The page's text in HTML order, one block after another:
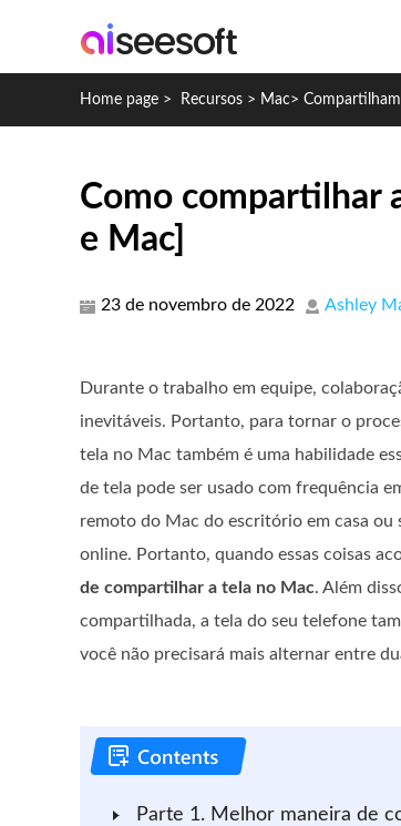
Home page > Recursos > Mac>
Como compartilhar
e Mac]
23 de novembro de 2022 Ashley
Durante o trabalho em equipe,
inevitáveis. Portanto, para tornar o
tela no Mac também é uma habilidade
de tela pode ser usado com frequência
remoto do Mac do escritório em casa
online. Portanto, quando essas coisas
de compartilhar a tela no Mac. Além
compartilhada, a tela do seu telefone
você não precisará mais alternar entre
Parte 1. Melhor maneira de